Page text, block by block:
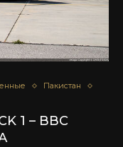
Пакистан
1 – ВВС